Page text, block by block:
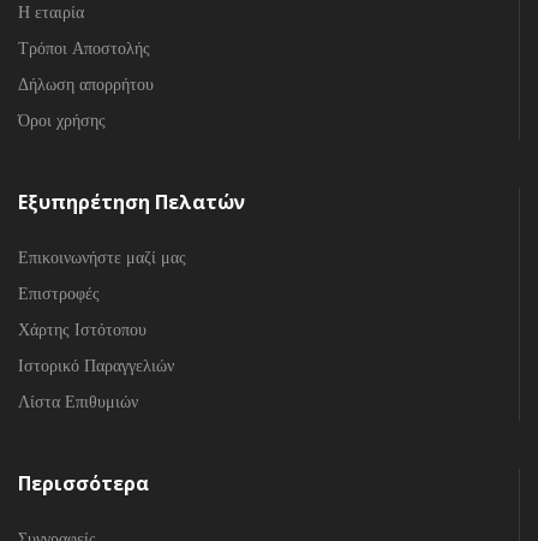
Η εταιρία
Τρόποι Αποστολής
Δήλωση απορρήτου
Όροι χρήσης
Εξυπηρέτηση Πελατών
Επικοινωνήστε μαζί μας
Επιστροφές
Χάρτης Ιστότοπου
Ιστορικό Παραγγελιών
Λίστα Επιθυμιών
Περισσότερα